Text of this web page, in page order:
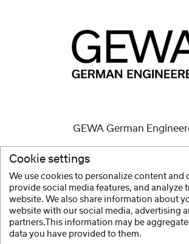
GEWA German
Gli strumenti di alta qualità sono e
Mostra altro
Cookie settings
We use cookies to personalize content and
provide social media features, and analyze
website. We also share information about
website with our social media, advertising
partners.This information may be
data you have provided to them.